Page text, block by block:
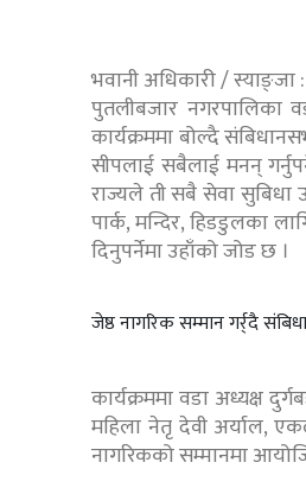
भवानी अधिकारी / स्याङ्जा :
पुतलीबजार नगरपालिका
कार्यक्रममा बोल्दै
सीपलाई सबैलाई मनन्
राज्यले ती सबै सेवा सुबिधा
पार्क, मन्दिर, हिडडुलका
दिनुपर्नेमा उहाँको जोड छ ।
जेष्ठ नागरिक सम्मान गर्र्दै
कार्यक्रममा वडा अध्यक्ष
महिला नेतृ देवी अर्याल,
नागरिकको सम्मानमा